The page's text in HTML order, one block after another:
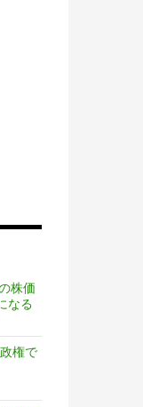
株価
なる
権で